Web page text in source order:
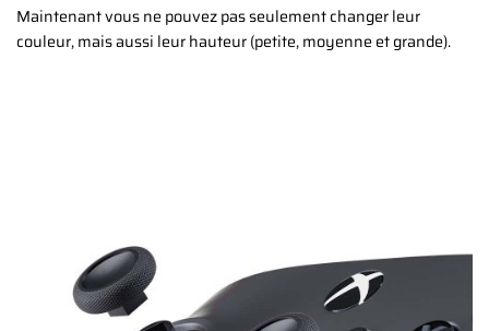
Maintenant vous ne pouvez pas seulement changer leur
couleur, mais aussi leur hauteur (petite, moyenne et grande).